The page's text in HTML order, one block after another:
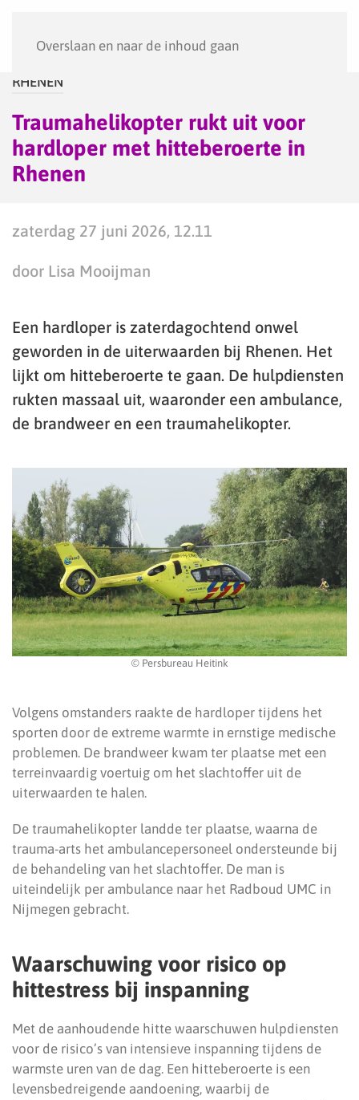
Overslaan en naar de inhoud gaan
RHENEN
Traumahelikopter rukt uit voor
hardloper met hitteberoerte in
Rhenen
zaterdag 27 juni 2026, 12.11
door Lisa Mooijman
Een hardloper is zaterdagochtend onwel
geworden in de uiterwaarden bij Rhenen. Het
lijkt om hitteberoerte te gaan. De hulpdiensten
rukten massaal uit, waaronder een ambulance,
de brandweer en een traumahelikopter.
© Persbureau Heitink
Volgens omstanders raakte de hardloper tijdens het
sporten door de extreme warmte in ernstige medische
problemen. De brandweer kwam ter plaatse met een
terreinvaardig voertuig om het slachtoffer uit de
uiterwaarden te halen.
De traumahelikopter landde ter plaatse, waarna de
trauma-arts het ambulancepersoneel ondersteunde bij
de behandeling van het slachtoffer. De man is
uiteindelijk per ambulance naar het Radboud UMC in
Nijmegen gebracht.
Waarschuwing voor risico op
hittestress bij inspanning
Met de aanhoudende hitte waarschuwen hulpdiensten
voor de risico’s van intensieve inspanning tijdens de
warmste uren van de dag. Een hitteberoerte is een
levensbedreigende aandoening, waarbij de